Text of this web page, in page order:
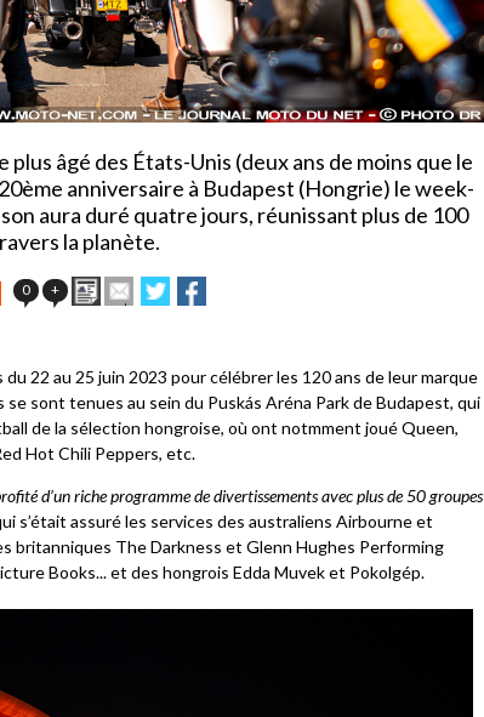
âgé des États-Unis (deux ans de moins que le
anniversaire à Budapest (Hongrie) le week-
aura duré quatre jours, réunissant plus de 100
la planète.
0 + ImprimerEnvoyer
cet
un
ami
Partager
sur
sur
22 au 25 juin 2023 pour célébrer les 120 ans de leur marque
sont tenues au sein du Puskás Aréna Park de Budapest, qui
de la sélection hongroise, où ont notmment joué Queen,
Hot Chili Peppers, etc.
d’un riche programme de divertissements avec plus de 50 groupes
s’était assuré les services des australiens Airbourne et
britanniques The Darkness et Glenn Hughes Performing
Books... et des hongrois Edda Muvek et Pokolgép.